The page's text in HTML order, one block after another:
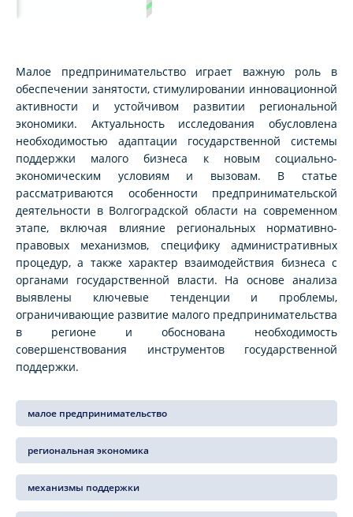
Малое предпринимательство играет важную роль в
обеспечении занятости, стимулировании инновационной
активности и устойчивом развитии региональной
экономики. Актуальность исследования обусловлена
необходимостью адаптации государственной системы
поддержки малого бизнеса к новым социально-
экономическим условиям и вызовам. В статье
рассматриваются особенности предпринимательской
деятельности в Волгоградской области на современном
этапе, включая влияние региональных нормативно-
правовых механизмов, специфику административных
процедур, а также характер взаимодействия бизнеса с
органами государственной власти. На основе анализа
выявлены ключевые тенденции и проблемы,
ограничивающие развитие малого предпринимательства
в регионе и обоснована необходимость
совершенствования инструментов государственной
поддержки.
малое предпринимательство
региональная экономика
механизмы поддержки